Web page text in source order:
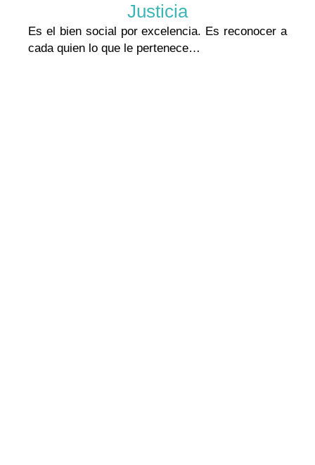
Justicia
Es el bien social por excelencia. Es reconocer a
cada quien lo que le pertenece…